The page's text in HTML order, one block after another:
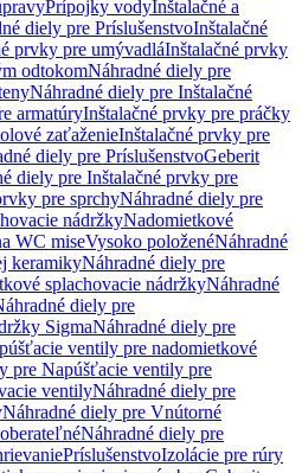
Prípojky vodyInštalačné a
diely pre PríslušenstvoInštalačné
prvky pre umývadláInštalačné prvky
odtokomNáhradné diely pre
Náhradné diely pre Inštalačné
armatúryInštalačné prvky pre práčky
zaťaženieInštalačné prvky pre
diely pre PríslušenstvoGeberit
diely pre Inštalačné prvky pre
pre sprchyNáhradné diely pre
nádržkyNadomietkové
WC miseVysoko položenéNáhradné
keramikyNáhradné diely pre
splachovacie nádržkyNáhradné
diely pre
SigmaNáhradné diely pre
ventily pre nadomietkové
pre Napúšťacie ventily pre
ventilyNáhradné diely pre
Náhradné diely pre Vnútorné
Náhradné diely pre
PríslušenstvoIzolácie pre rúry